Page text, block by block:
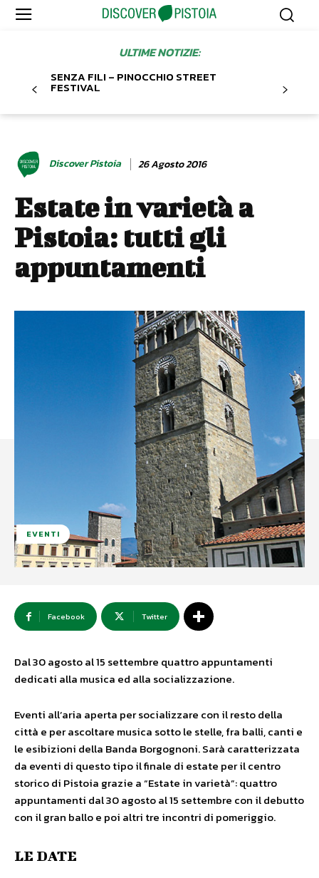
ULTIME NOTIZIE:
SENZA FILI – PINOCCHIO STREET
FESTIVAL
Discover Pistoia 26 Agosto 2016
Estate in varietà a
Pistoia: tutti gli
appuntamenti
EVENTI
Facebook Twitter
Dal 30 agosto al 15 settembre quattro appuntamenti
dedicati alla musica ed alla socializzazione.
Eventi all’aria aperta per socializzare con il resto della
città e per ascoltare musica sotto le stelle, fra balli, canti e
le esibizioni della Banda Borgognoni. Sarà caratterizzata
da eventi di questo tipo il finale di estate per il centro
storico di Pistoia grazie a “Estate in varietà”: quattro
appuntamenti dal 30 agosto al 15 settembre con il debutto
con il gran ballo e poi altri tre incontri di pomeriggio.
LE DATE